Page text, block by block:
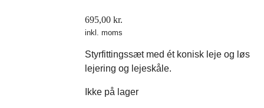
695,00 kr.
inkl. moms
Styrfittingssæt med ét konisk leje og løs
lejering og lejeskåle.
Ikke på lager